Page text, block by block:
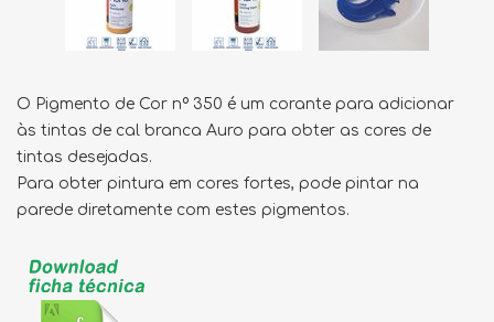
O Pigmento de Cor nº 350 é um corante para adicionar
às tintas de cal branca Auro para obter as cores de
tintas desejadas.
Para obter pintura em cores fortes, pode pintar na
parede diretamente com estes pigmentos.